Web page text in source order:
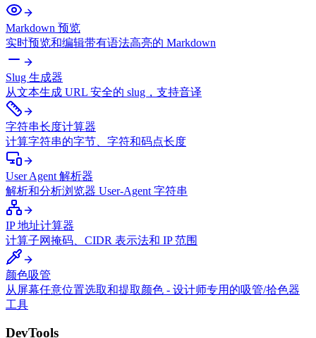
Markdown 预览
实时预览和编辑带有语法高亮的 Markdown
Slug 生成器
从文本生成 URL 安全的 slug，支持音译
字符串长度计算器
计算字符串的字节、字符和码点长度
User Agent 解析器
解析和分析浏览器 User-Agent 字符串
IP 地址计算器
计算子网掩码、CIDR 表示法和 IP 范围
颜色吸管
从屏幕任意位置选取和提取颜色 - 设计师专用的吸管/拾色器
工具
DevTools